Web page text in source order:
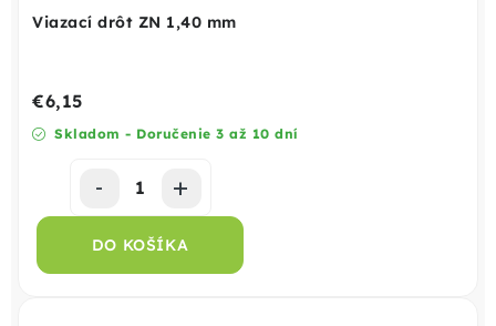
Viazací drôt ZN 1,40 mm
Skladom - Doručenie 3 až 10 dní
€6,15
DO KOŠÍKA